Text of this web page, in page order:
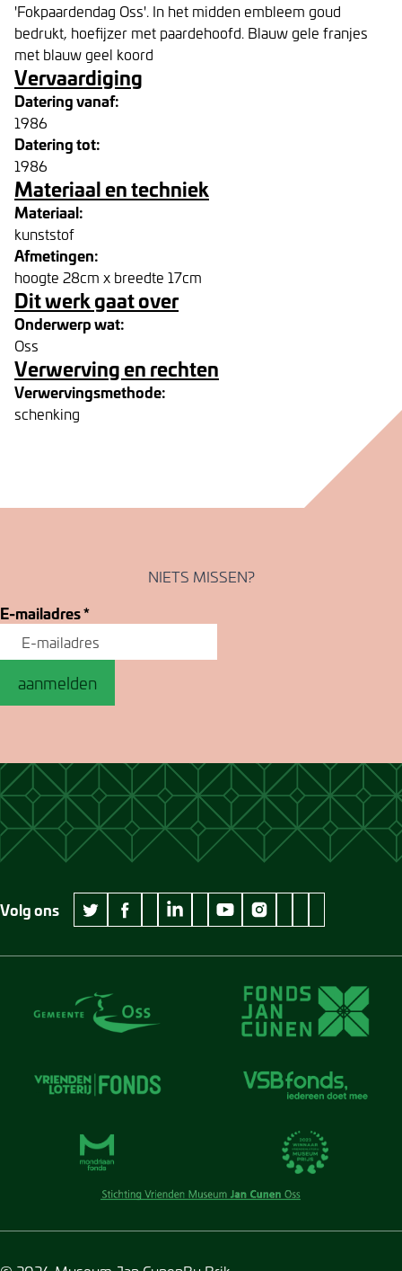
'Fokpaardendag Oss'. In het midden embleem goud
bedrukt, hoefijzer met paardehoofd. Blauw gele franjes
met blauw geel koord
Vervaardiging
Datering vanaf:
1986
Datering tot:
1986
Materiaal en techniek
Materiaal:
kunststof
Afmetingen:
hoogte 28cm x breedte 17cm
Dit werk gaat over
Onderwerp wat:
Oss
Verwerving en rechten
Verwervingsmethode:
schenking
NIETS MISSEN?
E-mailadres*
aanmelden
Volg ons
twitter Museum Jan Cunen
facebook Museum Jan Cunen
wikipedia Museum Jan Cunen
linkedin Museum Jan Cunen
googleplus Museum Jan Cunen
youtube Museum Jan Cunen
instagram Museum